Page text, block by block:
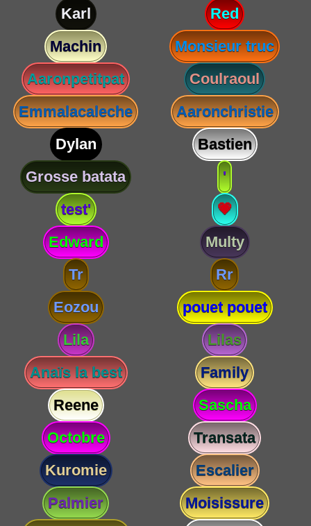
Karl
Red
Machin
Monsieur truc
Aaronpetitpat
Coulraoul
Emmalacaleche
Aaronchristie
Dylan
Bastien
Grosse batata
'
test'
💗
Edward
Multy
Tr
Rr
Eozou
pouet pouet
Lila
Lilas
Anaïs la best
Family
Reene
Sascha
Octobre
Transata
Kuromie
Escalier
Palmier
Moisissure